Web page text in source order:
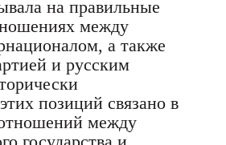
на правильные
между
а также
и русским
позиций связано в
между